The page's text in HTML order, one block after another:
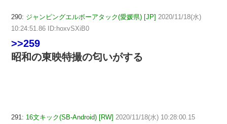
290: ジャンピングエルボーアタック(愛媛県) [JP] 2020/11/18(水)
10:24:51.86 ID:hoxvSXiB0
>>259
昭和の東映特撮の匂いがする
291: 16文キック(SB-Android) [RW] 2020/11/18(水) 10:28:00.15